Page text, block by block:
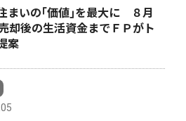
まいの｢価値｣を最大に ８月
後の生活資金までＦＰがト
案